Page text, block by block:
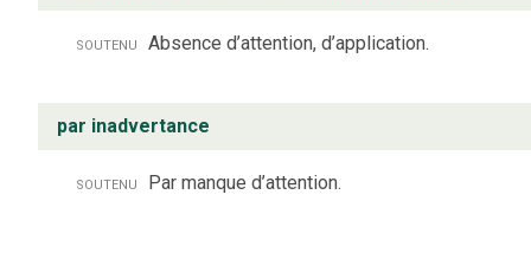
soutenu Absence d’attention, d’application.
par inadvertance
soutenu Par manque d’attention.